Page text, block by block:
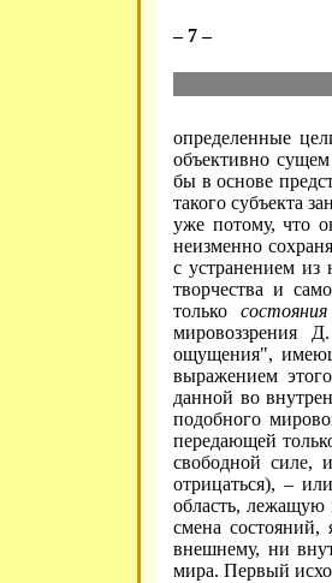
– 7 –
определенные
объективно сущем
бы в основе
такого субъекта
уже потому, что
неизменно
с устранением из
творчества и
толькосостояния
мировоззрения
ощущения",
выражением
данной во
подобного
передающей
свободной силе,
отрицаться), –
область, лежащую
смена
внешнему, ни
мира. Первый